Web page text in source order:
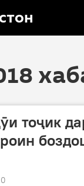
тоҷик